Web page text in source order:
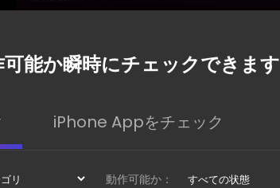
能か瞬時にチェックできます
iPhone Appをチェック
動作可能か：